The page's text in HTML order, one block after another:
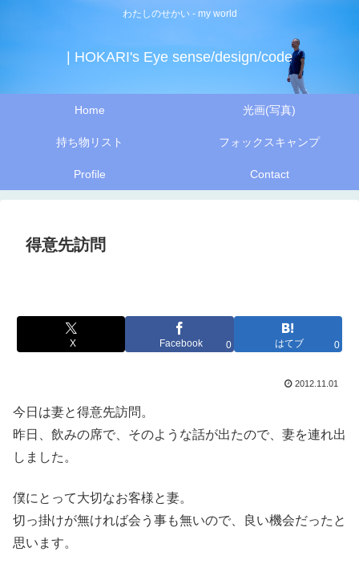
わたしのせかい - my world
| HOKARI's Eye sense/design/code
Home 光画(写真)
持ち物リスト フォックスキャンプ
Profile Contact
得意先訪問
X Facebook 0 はてブ 0
2012.11.01
今日は妻と得意先訪問。
昨日、飲みの席で、そのような話が出たので、妻を連れ出
しました。
僕にとって大切なお客様と妻。
切っ掛けが無ければ会う事も無いので、良い機会だったと
思います。